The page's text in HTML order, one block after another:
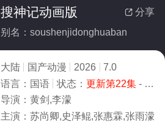
 分享
搜神记动画版
别名：soushenjidonghuaban
大陆 国产动漫 2026
7.0
语言： 国语 状态： 更新第22集- 免费在线观看
导演： 黄剑,李濛
主演： 苏尚卿,史泽鲲,张惠霖,张雨濛